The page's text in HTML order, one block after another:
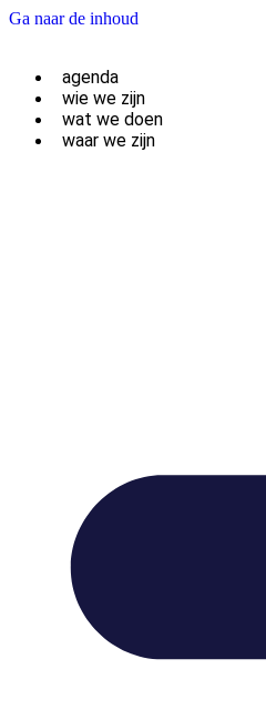
Ga naar de inhoud
agenda
wie we zijn
wat we doen
waar we zijn